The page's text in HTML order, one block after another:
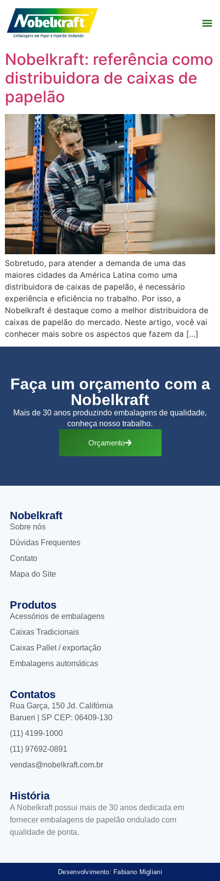
Nobelkraft: referência como
distribuidora de caixas de
papelão
Sobretudo, para atender a demanda de uma das
maiores cidades da América Latina como uma
distribuidora de caixas de papelão, é necessário
experiência e eficiência no trabalho. Por isso, a
Nobelkraft é destaque como a melhor distribuidora de
caixas de papelão do mercado. Neste artigo, você vai
conhecer mais sobre os aspectos que fazem da […]
Faça um orçamento com a
Nobelkraft
Mais de 30 anos produzindo embalagens de qualidade,
conheça nosso trabalho.
Orçamento
Nobelkraft
Sobre nós
Dúvidas Frequentes
Contato
Mapa do Site
Produtos
Acessórios de embalagens
Caixas Tradicionais
Caixas Pallet / exportação
Embalagens automáticas
Contatos
Rua Garça, 150 Jd. Califórnia
Barueri | SP CEP: 06409-130
(11) 4199-1000
(11) 97692-0891
vendas@nobelkraft.com.br
História
A Nobelkraft possui mais de 30 anos dedicada em
fornecer embalagens de papelão ondulado com
qualidade de ponta.
Desenvolvimento: Fabiano Migliani